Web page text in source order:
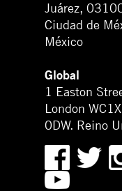
Juárez,
Ciudad de
México
Global
1 Easton
London WC1X
0DW. Reino